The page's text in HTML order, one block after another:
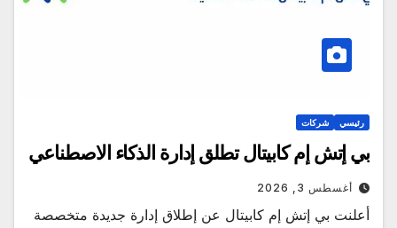
رئيسي شركات
بي إتش إم كابيتال تطلق إدارة الذكاء الاصطناعي
أغسطس 3, 2026
أعلنت بي إتش إم كابيتال عن إطلاق إدارة جديدة متخصصة